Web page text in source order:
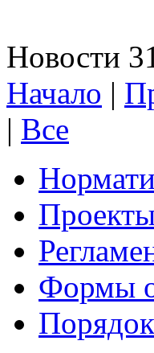
Новости
Начало |
| Все
Формы